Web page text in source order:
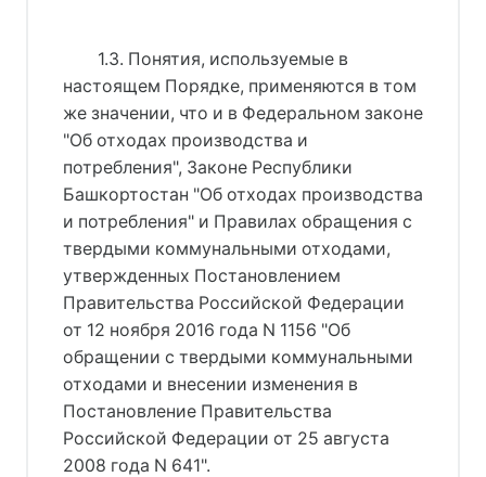
1.3. Понятия, используемые в
настоящем Порядке, применяются в том
же значении, что и в Федеральном законе
"Об отходах производства и
потребления", Законе Республики
Башкортостан "Об отходах производства
и потребления" и Правилах обращения с
твердыми коммунальными отходами,
утвержденных Постановлением
Правительства Российской Федерации
от 12 ноября 2016 года N 1156 "Об
обращении с твердыми коммунальными
отходами и внесении изменения в
Постановление Правительства
Российской Федерации от 25 августа
2008 года N 641".